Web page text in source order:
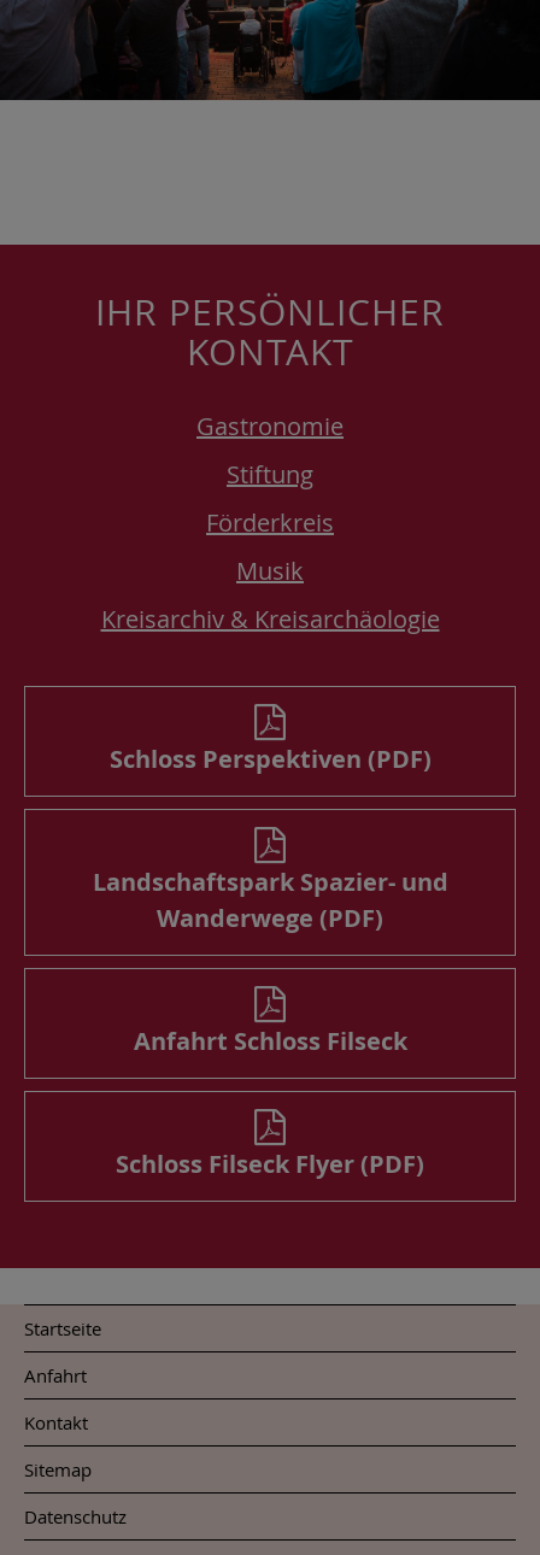
IHR PERSÖNLICHER
KONTAKT
Gastronomie
Stiftung
Förderkreis
Musik
Kreisarchiv & Kreisarchäologie
Schloss Perspektiven (PDF)
Landschaftspark Spazier- und
Wanderwege (PDF)
Anfahrt Schloss Filseck
Schloss Filseck Flyer (PDF)
Startseite
Anfahrt
Kontakt
Sitemap
Datenschutz